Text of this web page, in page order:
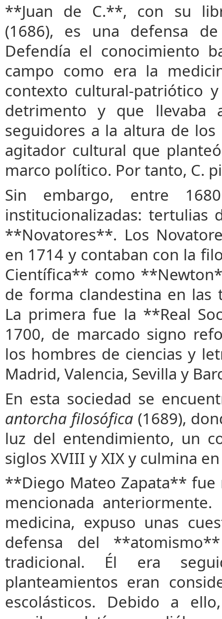
**Juan de C.**, con su
(1686), es una defensa
Defendía el conocimiento
campo como era la
contexto cultural-patriótico
detrimento y que llevaba
seguidores a la altura de
agitador cultural que
marco político. Por tanto, C.
Sin embargo, entre
institucionalizadas:
**Novatores**. Los
en 1714 y contaban con la
Científica** como
de forma clandestina en
La primera fue la **Real
1700, de marcado signo
los hombres de ciencias y
Madrid, Valencia, Sevilla y
En esta sociedad se
antorcha filosófica (1689),
luz del entendimiento, un
siglos XVIII y XIX y culmina
**Diego Mateo Zapata**
mencionada
medicina, expuso unas
defensa del
tradicional. Él era
planteamientos eran
escolásticos. Debido a